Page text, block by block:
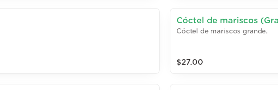
Cóctel de mariscos
Cóctel de mariscos grande.
$27.00